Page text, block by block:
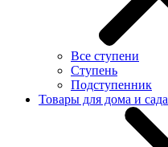
Все ступени
Ступень
Подступенник
Товары для дома и сада